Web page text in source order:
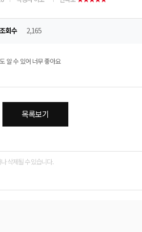
조회수 2,165
알 수 있어 너무 좋아요
목록보기